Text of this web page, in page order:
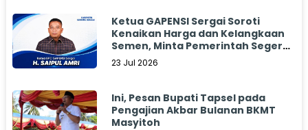
Ketua GAPENSI Sergai Soroti
Kenaikan Harga dan Kelangkaan
Semen, Minta Pemerintah Segera
Bertindak
23 Jul 2026
Ini, Pesan Bupati Tapsel pada
Pengajian Akbar Bulanan BKMT
Masyitoh